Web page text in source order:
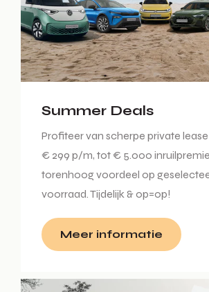
Summer Deals
Profiteer van scherpe private
€ 299 p/m, tot € 5.000
torenhoog voordeel op
voorraad. Tijdelijk & op=op!
Meer informatie